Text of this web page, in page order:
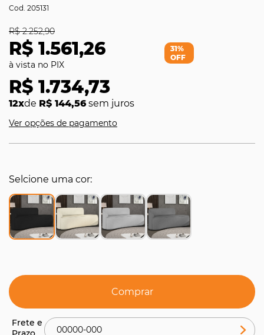
205131
R$ 1.561,26
R$ 2.252,90
R$ 1.734,73
12xde R$ 144,56 sem juros
31%
OFF
Ver opções de pagamento
Selcione uma cor
Comprar